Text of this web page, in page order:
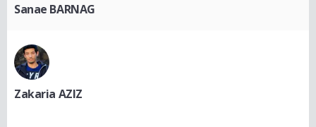
Sanae BARNAG
Zakaria AZIZ